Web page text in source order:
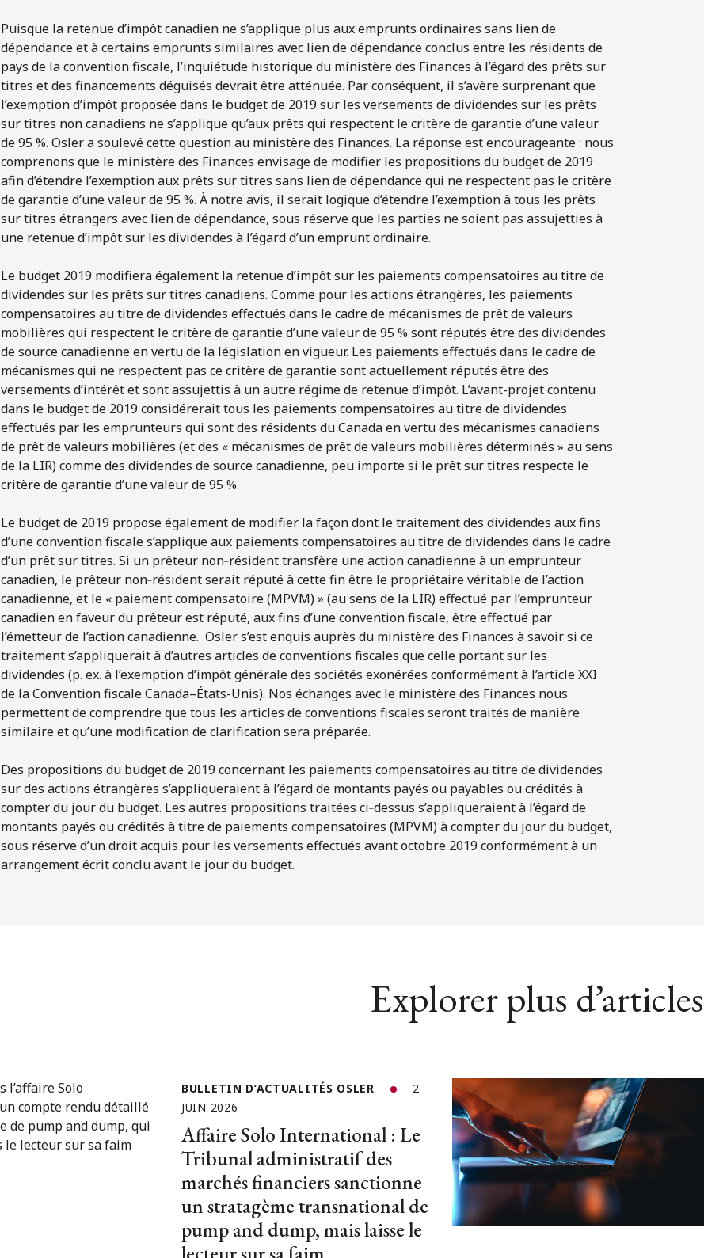
Puisque la retenue d’impôt canadien ne s’applique plus aux emprunts ordinaires sans lien de
dépendance et à certains emprunts similaires avec lien de dépendance conclus entre les résidents de
pays de la convention fiscale, l’inquiétude historique du ministère des Finances à l’égard des prêts sur
titres et des financements déguisés devrait être atténuée. Par conséquent, il s’avère surprenant que
l’exemption d’impôt proposée dans le budget de 2019 sur les versements de dividendes sur les prêts
sur titres non canadiens ne s’applique qu’aux prêts qui respectent le critère de garantie d’une valeur
de 95 %. Osler a soulevé cette question au ministère des Finances. La réponse est encourageante : nous
comprenons que le ministère des Finances envisage de modifier les propositions du budget de 2019
afin d’étendre l’exemption aux prêts sur titres sans lien de dépendance qui ne respectent pas le critère
de garantie d’une valeur de 95 %. À notre avis, il serait logique d’étendre l’exemption à tous les prêts
sur titres étrangers avec lien de dépendance, sous réserve que les parties ne soient pas assujetties à
une retenue d’impôt sur les dividendes à l’égard d’un emprunt ordinaire.
Le budget 2019 modifiera également la retenue d’impôt sur les paiements compensatoires au titre de
dividendes sur les prêts sur titres canadiens. Comme pour les actions étrangères, les paiements
compensatoires au titre de dividendes effectués dans le cadre de mécanismes de prêt de valeurs
mobilières qui respectent le critère de garantie d’une valeur de 95 % sont réputés être des dividendes
de source canadienne en vertu de la législation en vigueur. Les paiements effectués dans le cadre de
mécanismes qui ne respectent pas ce critère de garantie sont actuellement réputés être des
versements d’intérêt et sont assujettis à un autre régime de retenue d’impôt. L’avant-projet contenu
dans le budget de 2019 considérerait tous les paiements compensatoires au titre de dividendes
effectués par les emprunteurs qui sont des résidents du Canada en vertu des mécanismes canadiens
de prêt de valeurs mobilières (et des « mécanismes de prêt de valeurs mobilières déterminés » au sens
de la LIR) comme des dividendes de source canadienne, peu importe si le prêt sur titres respecte le
critère de garantie d’une valeur de 95 %.
Le budget de 2019 propose également de modifier la façon dont le traitement des dividendes aux fins
d’une convention fiscale s’applique aux paiements compensatoires au titre de dividendes dans le cadre
d’un prêt sur titres. Si un prêteur non‑résident transfère une action canadienne à un emprunteur
canadien, le prêteur non‑résident serait réputé à cette fin être le propriétaire véritable de l’action
canadienne, et le « paiement compensatoire (MPVM) » (au sens de la LIR) effectué par l’emprunteur
canadien en faveur du prêteur est réputé, aux fins d’une convention fiscale, être effectué par
l’émetteur de l’action canadienne. Osler s’est enquis auprès du ministère des Finances à savoir si ce
traitement s’appliquerait à d’autres articles de conventions fiscales que celle portant sur les
dividendes (p. ex. à l’exemption d’impôt générale des sociétés exonérées conformément à l’article XXI
de la Convention fiscale Canada–États-Unis). Nos échanges avec le ministère des Finances nous
permettent de comprendre que tous les articles de conventions fiscales seront traités de manière
similaire et qu’une modification de clarification sera préparée.
Des propositions du budget de 2019 concernant les paiements compensatoires au titre de dividendes
sur des actions étrangères s’appliqueraient à l’égard de montants payés ou payables ou crédités à
compter du jour du budget. Les autres propositions traitées ci‑dessus s’appliqueraient à l’égard de
montants payés ou crédités à titre de paiements compensatoires (MPVM) à compter du jour du budget,
sous réserve d’un droit acquis pour les versements effectués avant octobre 2019 conformément à un
arrangement écrit conclu avant le jour du budget.
Explorer plus d’articles
BULLETIN D’ACTUALITÉS OSLER
2
JUIN 2026
Affaire Solo International : Le
Tribunal administratif des
marchés financiers sanctionne
un stratagème transnational de
pump and dump, mais laisse le